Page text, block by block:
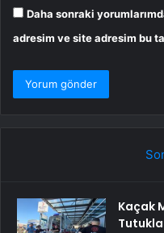
Daha sonraki
adresim ve site adresim bu
Kaçak